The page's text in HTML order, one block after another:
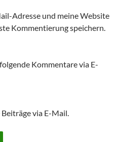
Adresse und meine Website
Kommentierung speichern.
Kommentare via E-
via E-Mail.